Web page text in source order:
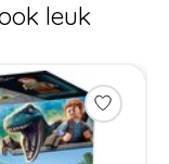
leuk